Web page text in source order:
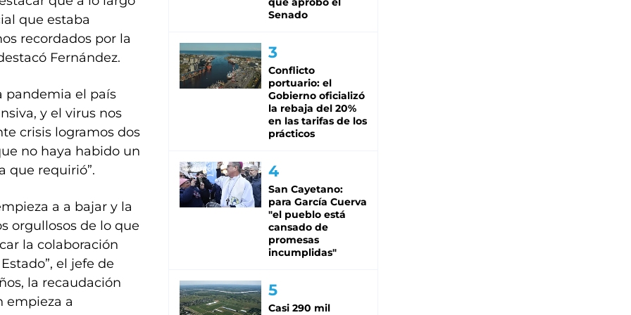
que estaba
recordados por la
Fernández.
pandemia el país
y el virus nos
crisis logramos dos
no haya habido un
que requirió”.
a a bajar y la
orgullosos de lo que
la colaboración
el jefe de
la recaudación
empieza a
Senado
Conflicto
portuario: el
Gobierno oficializó
la rebaja del 20%
en las tarifas de los
prácticos
San Cayetano:
para García Cuerva
"el pueblo está
cansado de
promesas
incumplidas"
Casi 290 mil